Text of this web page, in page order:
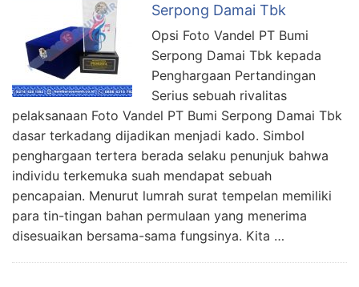
Serpong Damai Tbk
Opsi Foto Vandel PT Bumi
Serpong Damai Tbk kepada
Penghargaan Pertandingan
Serius sebuah rivalitas
pelaksanaan Foto Vandel PT Bumi Serpong Damai Tbk
dasar terkadang dijadikan menjadi kado. Simbol
penghargaan tertera berada selaku penunjuk bahwa
individu terkemuka suah mendapat sebuah
pencapaian. Menurut lumrah surat tempelan memiliki
para tin-tingan bahan permulaan yang menerima
disesuaikan bersama-sama fungsinya. Kita …